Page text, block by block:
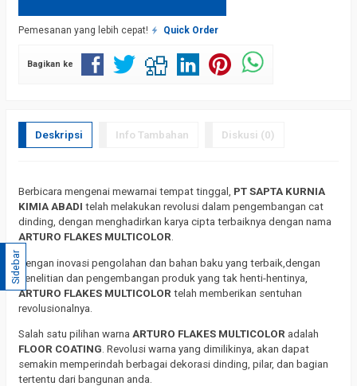
Pemesanan yang lebih cepat! Quick Order
Bagikan ke
Deskripsi Info Tambahan Diskusi (0)
Berbicara mengenai mewarnai tempat tinggal, PT SAPTA KURNIA
KIMIA ABADI telah melakukan revolusi dalam pengembangan cat
dinding, dengan menghadirkan karya cipta terbaiknya dengan nama
ARTURO FLAKES MULTICOLOR.
Dengan inovasi pengolahan dan bahan baku yang terbaik,dengan
penelitian dan pengembangan produk yang tak henti-hentinya,
ARTURO FLAKES MULTICOLOR telah memberikan sentuhan
revolusionalnya.
Salah satu pilihan warna ARTURO FLAKES MULTICOLOR adalah
FLOOR COATING . Revolusi warna yang dimilikinya, akan dapat
semakin memperindah berbagai dekorasi dinding, pilar, dan bagian
tertentu dari bangunan anda.
Sidebar